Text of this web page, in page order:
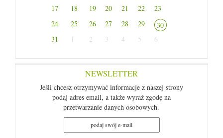
17
18 19 20 21 22
23
24
25 26 27 28 29
30
31
1 2 3 4 5 6
NEWSLETTER
Jeśli chcesz otrzymywać informacje z naszej strony
podaj adres email, a także wyraź zgodę na
przetwarzanie danych osobowych.